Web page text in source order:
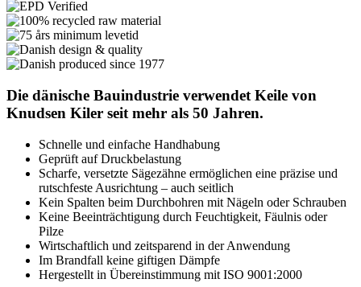
Die dänische Bauindustrie verwendet Keile von
Knudsen Kiler seit mehr als 50 Jahren.
Schnelle und einfache Handhabung
Geprüft auf Druckbelastung
Scharfe, versetzte Sägezähne ermöglichen eine präzise und
rutschfeste Ausrichtung – auch seitlich
Kein Spalten beim Durchbohren mit Nägeln oder Schrauben
Keine Beeinträchtigung durch Feuchtigkeit, Fäulnis oder
Pilze
Wirtschaftlich und zeitsparend in der Anwendung
Im Brandfall keine giftigen Dämpfe
Hergestellt in Übereinstimmung mit ISO 9001:2000